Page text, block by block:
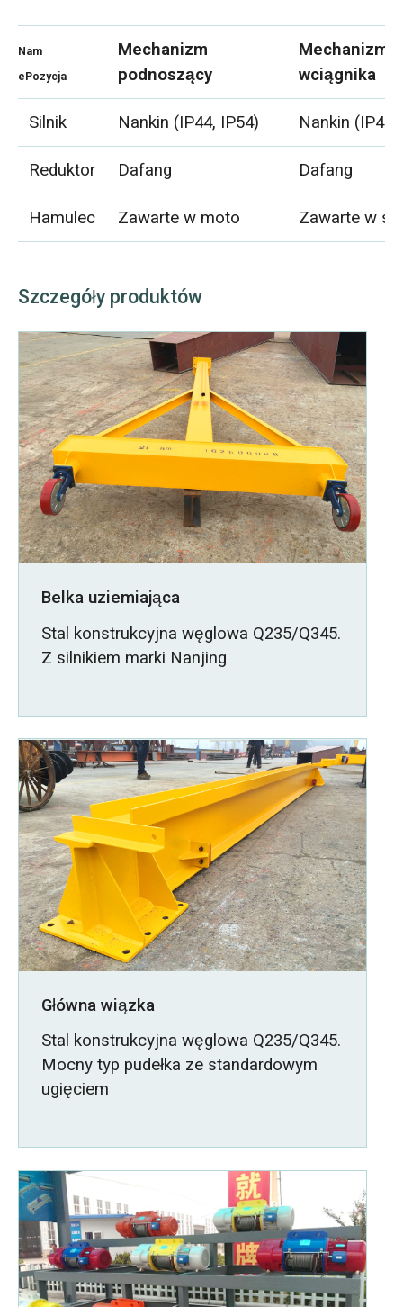
Nam
ePozycja
Mechanizm
podnoszący
Mechanizm
wciągnika
Silnik
Nankin (IP44, IP54)
Nankin (IP44,
Reduktor
Dafang
Dafang
Hamulec
Zawarte w moto Zawarte w
Szczegóły produktów
Belka uziemiająca
Stal konstrukcyjna węglowa Q235/Q345.
Z silnikiem marki Nanjing
Główna wiązka
Stal konstrukcyjna węglowa Q235/Q345.
Mocny typ pudełka ze standardowym
ugięciem